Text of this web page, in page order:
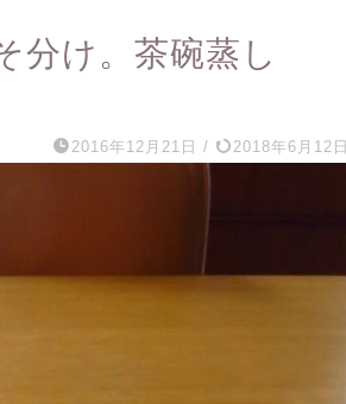
分け。茶碗蒸し
2016年12月21日 / 2018年6月12日